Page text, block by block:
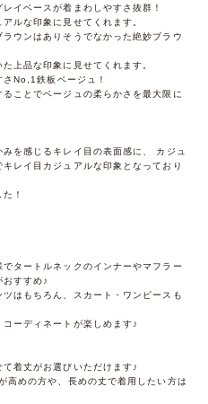
イベースが着まわしやすさ抜群！
ルな印象に見せてくれます。
ウンはありそうでなかった絶妙ブラウ
上品な印象に見せてくれます。
No,1鉄板ベージュ！
ことでベージュの柔らかさを最大限に
を感じるキレイ目の表面感に、 カジュ
レイ目カジュアルな印象となっており
！
タートルネックのインナーやマフラー
すすめ♪
はもちろん、スカート・ワンピースも
ーディネートが楽しめます♪
着丈がお選びいただけます♪
高めの方や、長めの丈で着用したい方は